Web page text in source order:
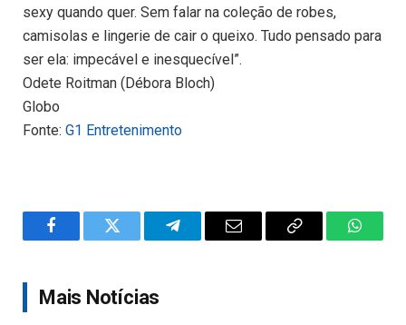
sexy quando quer. Sem falar na coleção de robes,
camisolas e lingerie de cair o queixo. Tudo pensado para
ser ela: impecável e inesquecível”.
Odete Roitman (Débora Bloch)
Globo
Fonte: G1 Entretenimento
FacebookTwitter TelegramEmail
Copy
Mais Notícias